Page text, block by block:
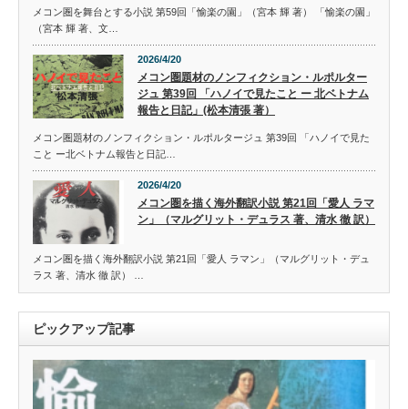
メコン圏を舞台とする小説 第59回「愉楽の園」（宮本 輝 著） 「愉楽の園」
（宮本 輝 著、文…
2026/4/20
メコン圏題材のノンフィクション・ルポルター
ジュ 第39回 「ハノイで見たこと ー 北ベトナム
報告と日記」(松本清張 著）
メコン圏題材のノンフィクション・ルポルタージュ 第39回 「ハノイで見た
こと ー北ベトナム報告と日記…
2026/4/20
メコン圏を描く海外翻訳小説 第21回「愛人 ラマ
ン」（マルグリット・デュラス 著、清水 徹 訳）
メコン圏を描く海外翻訳小説 第21回「愛人 ラマン」（マルグリット・デュ
ラス 著、清水 徹 訳） …
ピックアップ記事